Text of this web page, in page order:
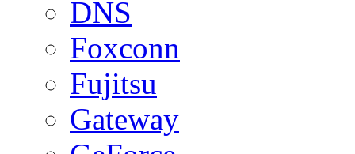
DNS
Foxconn
Fujitsu
Gateway